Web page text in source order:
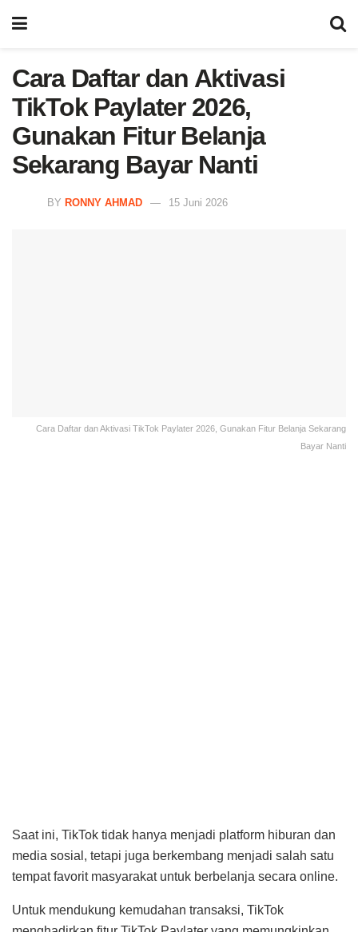
Cara Daftar dan Aktivasi
TikTok Paylater 2026,
Gunakan Fitur Belanja
Sekarang Bayar Nanti
BY RONNY AHMAD 15 Juni 2026
Cara Daftar dan Aktivasi TikTok Paylater 2026, Gunakan Fitur Belanja Sekarang
Bayar Nanti
Saat ini, TikTok tidak hanya menjadi platform hiburan dan
media sosial, tetapi juga berkembang menjadi salah satu
tempat favorit masyarakat untuk berbelanja secara online.
Untuk mendukung kemudahan transaksi, TikTok